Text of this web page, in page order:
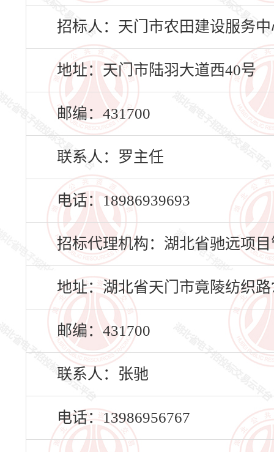
招标人：天门市农田建设服务
地址：天门市陆羽大道西40号
邮编：431700
联系人：罗主任
电话：18986939693
招标代理机构：湖北省驰远项
地址：湖北省天门市竟陵纺织
邮编：431700
联系人：张驰
电话：13986956767